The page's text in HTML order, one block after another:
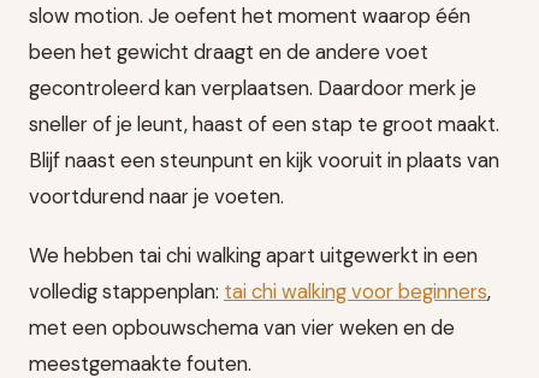
slow motion. Je oefent het moment waarop één
been het gewicht draagt en de andere voet
gecontroleerd kan verplaatsen. Daardoor merk je
sneller of je leunt, haast of een stap te groot maakt.
Blijf naast een steunpunt en kijk vooruit in plaats van
voortdurend naar je voeten.
We hebben tai chi walking apart uitgewerkt in een
volledig stappenplan: tai chi walking voor beginners,
met een opbouwschema van vier weken en de
meestgemaakte fouten.